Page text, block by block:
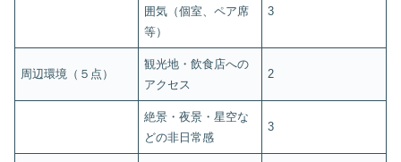
囲気（個室、ペア席
等）
3
周辺環境（５点）
観光地・飲食店への
アクセス
2
絶景・夜景・星空な
どの非日常感
3